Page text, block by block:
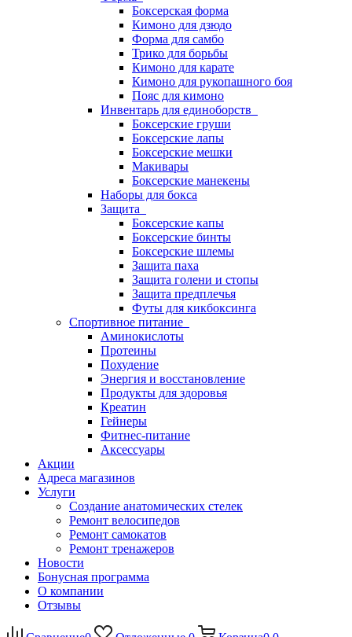
Боксерская форма
Кимоно для дзюдо
Форма для самбо
Трико для борьбы
Кимоно для карате
Кимоно для рукопашного боя
Пояс для кимоно
Инвентарь для единоборств
Боксерские груши
Боксерские лапы
Боксерские мешки
Макивары
Боксерские манекены
Наборы для бокса
Защита
Боксерские капы
Боксерские бинты
Боксерские шлемы
Защита паха
Защита голени и стопы
Защита предплечья
Футы для кикбоксинга
Спортивное питание
Аминокислоты
Протеины
Похудение
Энергия и восстановление
Продукты для здоровья
Креатин
Гейнеры
Фитнес-питание
Аксессуары
Акции
Адреса магазинов
Услуги
Создание анатомических стелек
Ремонт велосипедов
Ремонт самокатов
Ремонт тренажеров
Новости
Бонусная программа
О компании
Отзывы